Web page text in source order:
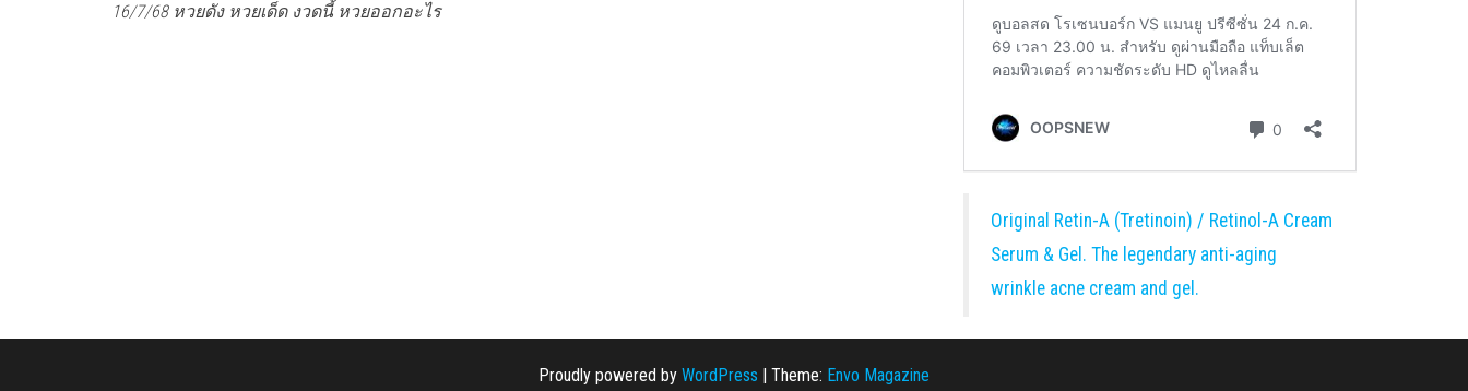
16/7/68 หวยดัง หวยเด็ด งวดนี้ หวยออกอะไร
Original Retin-A (Tretinoin) / Retinol-A Cream
Serum & Gel. The legendary anti-aging
wrinkle acne cream and gel.
Proudly powered by WordPress | Theme: Envo Magazine